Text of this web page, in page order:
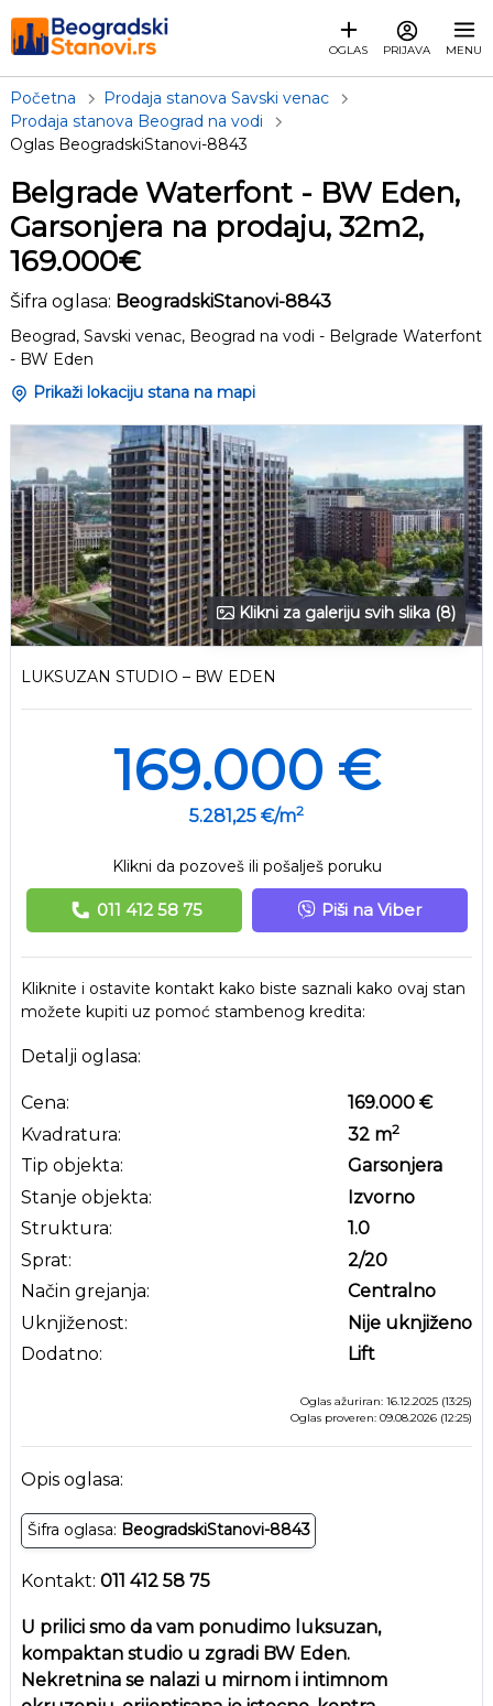
OGLAS PRIJAVA MENU
Početna
Prodaja stanova Savski venac
Prodaja stanova Beograd na vodi
Oglas BeogradskiStanovi-8843
Belgrade Waterfont - BW Eden,
Garsonjera na prodaju, 32m2,
169.000€
Šifra oglasa: BeogradskiStanovi-8843
Beograd, Savski venac, Beograd na vodi - Belgrade Waterfont
- BW Eden
Prikaži lokaciju stana na mapi
Klikni za galeriju svih slika (8)
LUKSUZAN STUDIO – BW EDEN
169.000 €
5.281,25 €/m2
Klikni da pozoveš ili pošalješ poruku
011 412 58 75 Piši na Viber
Kliknite i ostavite kontakt kako biste saznali kako ovaj stan
možete kupiti uz pomoć stambenog kredita:
Detalji oglasa:
Cena:
Kvadratura:
Tip objekta:
Stanje objekta:
Struktura:
Sprat:
Način grejanja:
Uknjiženost:
Dodatno:
169.000 €
32 m2
Garsonjera
Izvorno
1.0
2/20
Centralno
Nije uknjiženo
Lift
Oglas ažuriran: 16.12.2025 (13:25)
Oglas proveren: 09.08.2026 (12:25)
Opis oglasa:
Šifra oglasa: BeogradskiStanovi-8843
Kontakt: 011 412 58 75
U prilici smo da vam ponudimo luksuzan,
kompaktan studio u zgradi BW Eden.
Nekretnina se nalazi u mirnom i intimnom